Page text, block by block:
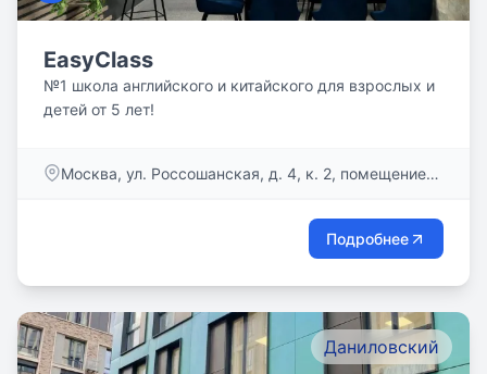
EasyClass
№1 школа английского и китайского для взрослых и
детей от 5 лет!
Москва, ул. Россошанская, д. 4, к. 2, помещение
Подробнее
Даниловский